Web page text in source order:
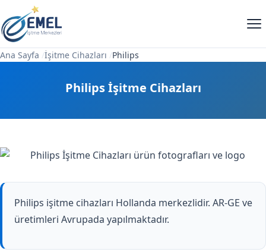
Ana Sayfa /İşitme Cihazları /Philips
Philips İşitme Cihazları
Philips işitme cihazları Hollanda merkezlidir. AR-GE ve
üretimleri Avrupada yapılmaktadır.